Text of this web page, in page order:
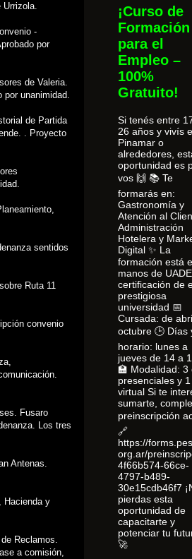
Urrizola.
-
por
de Valeria.
por unanimidad.
de Partida
. Proyecto
sentidos
Ruta 11
convenio
Fusaro
Los tres
Antenas.
Hacienda y
Reclamos.
a comisión,
¡Curso de
Formación
para el
Empleo –
100%
Gratuito!
Si tenés entre
26 años y vivís
Pinamar o
alrededores,
oportunidad es
vos 🙌 📚 Te
formarás en:
Gastronomía y
Atención al
Administración
Hotelera y
Digital ✨ La
formación está
manos de
certificación de
prestigiosa
universidad 📅
Cursada: de
octubre 🕒 Días
horario: lunes a
jueves de 14 a
🏫 Modalidad: 3
presenciales y 1
virtual Si te
sumarte,
preinscripción
🔗
https://
org.ar/
4f66b574-66ce-
4797-b489-
30e15cdb46f7
pierdas esta
oportunidad de
capacitarte y
potenciar tu
🚀